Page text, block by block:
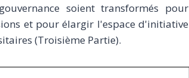
soient transformés pour
et pour élargir l'espace d'initiative
(Troisième Partie).